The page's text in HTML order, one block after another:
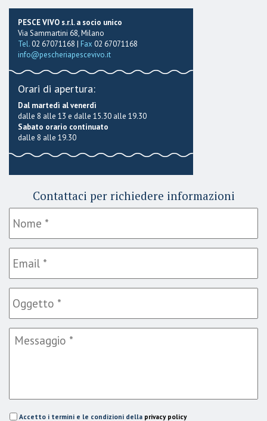
PESCE VIVO s.r.l. a socio unico
Via Sammartini 68, Milano
Tel.02 67071168 | Fax 02 67071168
info@pescheriapescevivo.it
Orari di apertura:
Dal martedì al venerdì
dalle 8 alle 13 e dalle 15.30 alle 19.30
Sabato orario continuato
dalle 8 alle 19.30
Contattaci per richiedere informazioni
Accetto i termini e le condizioni della privacy policy